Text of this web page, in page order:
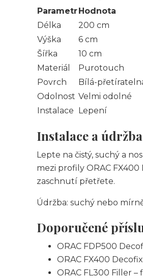
ParametrHodnota
Délka
200 cm
Výška
6 cm
Šířka
10 cm
Materiál
Purotouch
Povrch
Bílá-
Odolnost Velmi odolné
Instalace Lepení
Instalace a údržba
Lepte na čistý, suchý a
mezi profily ORAC
zaschnutí přetřete.
Údržba: suchý nebo
Doporučené
ORAC FDP500
ORAC FX400
ORAC FL300 Filler –